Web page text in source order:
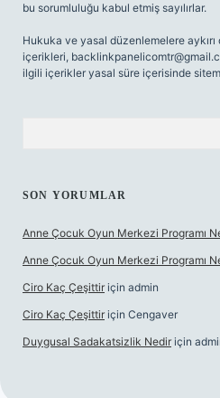
bu sorumluluğu kabul etmiş sayılırlar.
Hukuka ve yasal düzenlemelere
içerikleri,
ilgili içerikler yasal süre içerisinde
SON YORUMLAR
Anne Çocuk Oyun Merkezi Programı
Anne Çocuk Oyun Merkezi Programı
Ciro Kaç Çeşittir için admin
Ciro Kaç Çeşittir için Cengaver
Duygusal Sadakatsizlik Nedir için